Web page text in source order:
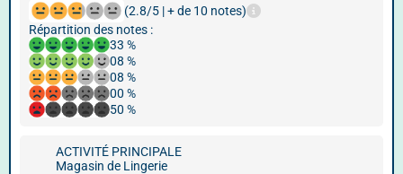
(2.8/5 | + de 10 notes)
Répartition des notes :
33 %
08 %
08 %
00 %
50 %
ACTIVITÉ PRINCIPALE
Magasin de Lingerie